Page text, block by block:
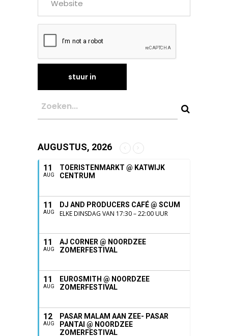
AUGUSTUS, 2026
11
AUG
TOERISTENMARKT @ KATWIJK
CENTRUM
11
AUG
DJ AND PRODUCERS CAFÉ @ SCUM
ELKE DINSDAG VAN 17:30 – 22:00 UUR
11
AUG
AJ CORNER @ NOORDZEE
ZOMERFESTIVAL
11
AUG
EUROSMITH @ NOORDZEE
ZOMERFESTIVAL
12
AUG
PASAR MALAM AAN ZEE- PASAR
PANTAI @ NOORDZEE
ZOMERFESTIVAL